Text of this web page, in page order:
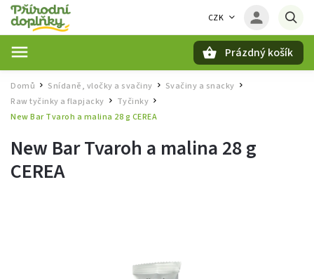
CZK
Prázdný košík
Domů / Snídaně, vločky a svačiny Svačiny a snacky
Raw tyčinky a flapjacky
Tyčinky /
New Bar Tvaroh a malina 28 g CEREA
New Bar Tvaroh a malina 28 g
CEREA